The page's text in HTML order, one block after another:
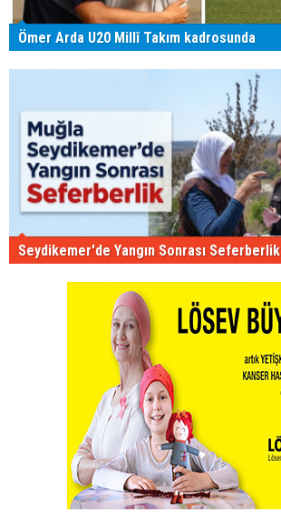
Ömer Arda U20 Millî Takım kadrosunda
Seydikemer'de Yangın Sonrası Seferberlik